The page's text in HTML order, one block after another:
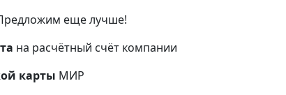
еще лучше!
на расчётный счёт компании
карты МИР